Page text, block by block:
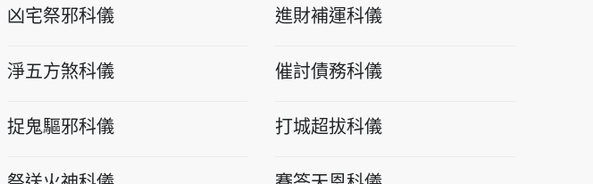
凶宅祭邪科儀
淨五方煞科儀
捉鬼驅邪科儀
進財補運科儀
催討債務科儀
打城超拔科儀